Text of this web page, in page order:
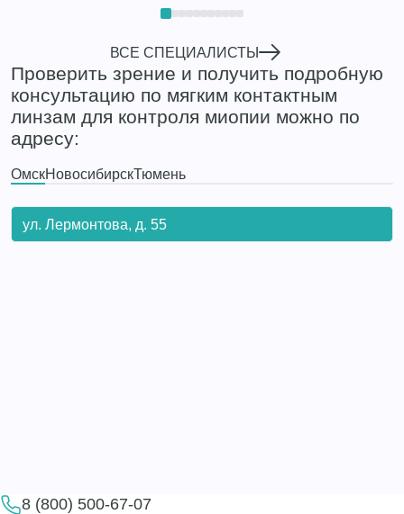
ВСЕ СПЕЦИАЛИСТЫ
Проверить зрение и получить подробную
консультацию по мягким контактным
линзам для контроля миопии можно по
адресу:
ОмскНовосибирскТюмень
ул. Лермонтова, д. 55
8 (800) 500-67-07